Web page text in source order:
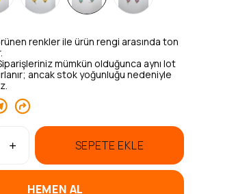
renkler ile ürün rengi arasında ton
mümkün olduğunca aynı lot
ancak stok yoğunluğu nedeniyle
SEPETE EKLE
HEMEN AL